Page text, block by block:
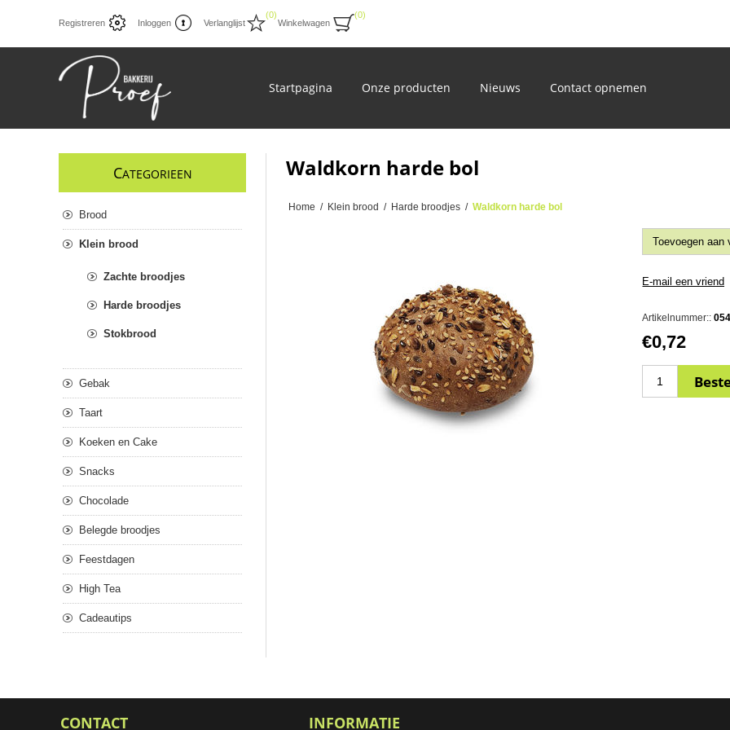
Registreren Inloggen Verlanglijst
(0)
Winkelwagen
(0)
Startpagina Onze producten Nieuws Contact opnemen
Waldkorn harde bol
Home / Klein brood / Harde broodjes / Waldkorn harde bol
Artikelnummer::
€0,72
CATEGORIEEN
Brood
Klein brood
Zachte broodjes
Harde broodjes
Stokbrood
Gebak
Taart
Koeken en Cake
Snacks
Chocolade
Belegde broodjes
Feestdagen
High Tea
Cadeautips
CONTACT INFORMATIE